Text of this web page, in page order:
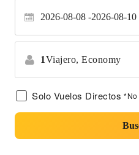
2026-08-08 2026-08-10
1Viajero, Economy
Solo Vuelos Directos